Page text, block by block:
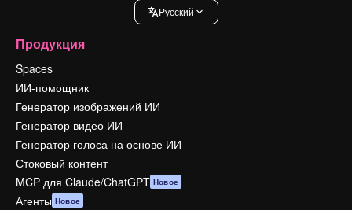
Pусский
Продукция
Spaces
ИИ-помощник
Генератор изображений ИИ
Генератор видео ИИ
Генератор голоса на основе ИИ
Стоковый контент
MCP для Claude/ChatGPT Новое
Агенты Новое